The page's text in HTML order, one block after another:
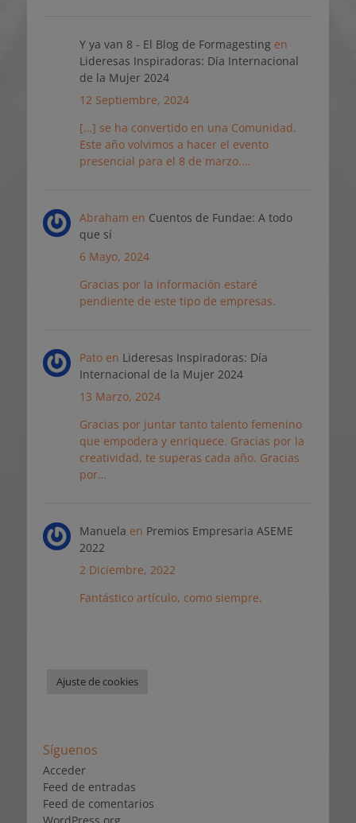
Y ya van 8 - El Blog de Formagesting en
Lideresas Inspiradoras: Día Internacional
de la Mujer 2024
12 Septiembre, 2024
[…] se ha convertido en una Comunidad.
Este año volvimos a hacer el evento
presencial para el 8 de marzo.…
Abraham en Cuentos de Fundae: A todo
que sí
6 Mayo, 2024
Gracias por la información estaré
pendiente de este tipo de empresas.
Patoen Lideresas Inspiradoras: Día
Internacional de la Mujer 2024
13 Marzo, 2024
Gracias por juntar tanto talento femenino
que empodera y enriquece. Gracias por la
creatividad, te superas cada año. Gracias
por…
Manuela en Premios Empresaria ASEME
2022
2 Diciembre, 2022
Fantástico artículo, como siempre.
Ajuste de cookies
Síguenos
Acceder
Feed de entradas
Feed de comentarios
WordPress.org